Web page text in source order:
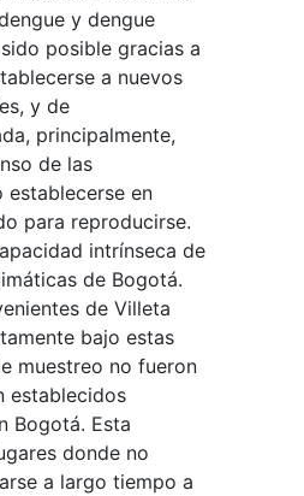
y dengue
posible gracias a
a nuevos
y de
principalmente,
de las
en
para reproducirse.
intrínseca de
de Bogotá.
de Villeta
bajo estas
muestreo no fueron
establecidos
Bogotá. Esta
donde no
a largo tiempo a